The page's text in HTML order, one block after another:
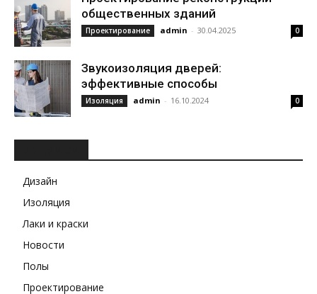
общественных зданий
Проектирование admin - 30.04.2025 0
Звукоизоляция дверей:
эффективные способы
Изоляция admin - 16.10.2024 0
Дизайн
Изоляция
Лаки и краски
Новости
Полы
Проектирование